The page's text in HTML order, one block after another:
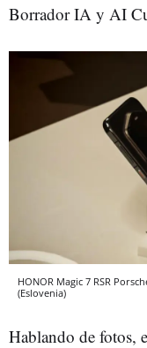
Borrador IA y AI
HONOR Magic 7 RSR
(Eslovenia)
Hablando de fotos,